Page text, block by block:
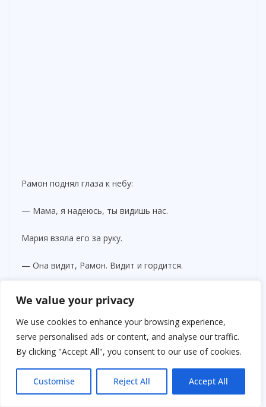
We value your privacy
We use cookies to enhance your browsing experience,
serve personalised ads or content, and analyse our traffic.
By clicking "Accept All", you consent to our use of cookies.
Customise Reject All Accept All
Рамон поднял глаза к небу:
— Мама, я надеюсь, ты видишь нас.
Мария взяла его за руку.
— Она видит, Рамон. Видит и гордится.
— Иногда я думаю, что этот дождь — это её руки.
Она всё ещё гладит нас по голове.
будто кто-то поливал землю нежностью.